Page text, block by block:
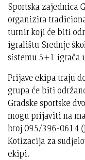
Sportska zajednica
organizira
turnir koji će biti
igralištu Srednje
sistemu 5+1 igrača
Prijave ekipa traju
grupa će biti
Gradske sportske
mogu prijaviti na
broj 095/396-0614
Kotizacija za
ekipi.